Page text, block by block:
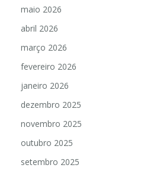
maio 2026
abril 2026
março 2026
fevereiro 2026
janeiro 2026
dezembro 2025
novembro 2025
outubro 2025
setembro 2025